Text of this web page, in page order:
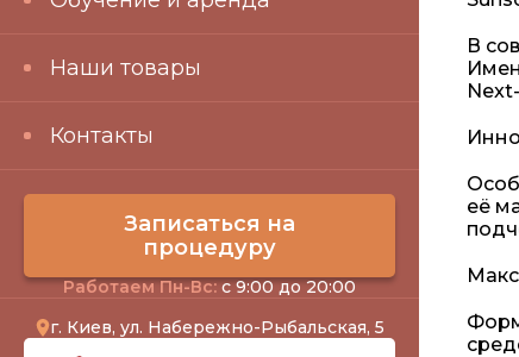
Наши товары
Контакты
Записаться на
процедуру
Работаем Пн-Вс:с 9:00 до 20:00
г. Киев, ул. Набережно-Рыбальская, 5
В
её